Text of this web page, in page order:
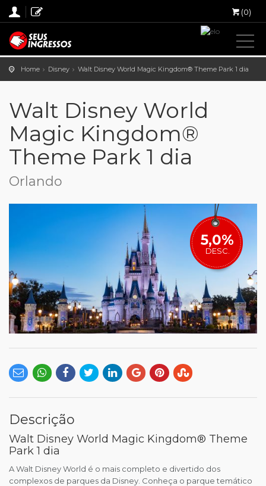
(0)
Home Disney Walt Disney World Magic Kingdom® Theme Park 1 dia
Walt Disney World
Magic Kingdom®
Theme Park 1 dia
Orlando
5,0%
DESC.
Descrição
Walt Disney World Magic Kingdom® Theme
Park 1 dia
A Walt Disney World é o mais completo e divertido dos
complexos de parques da Disney. Conheça o parque temático